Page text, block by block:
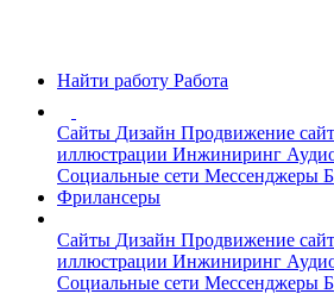
Найти работу Работа
Сайты Дизайн Продвижение
иллюстрации Инжиниринг
Социальные сети Мессенджеры
Фрилансеры
Сайты Дизайн Продвижение
иллюстрации Инжиниринг
Социальные сети Мессенджеры